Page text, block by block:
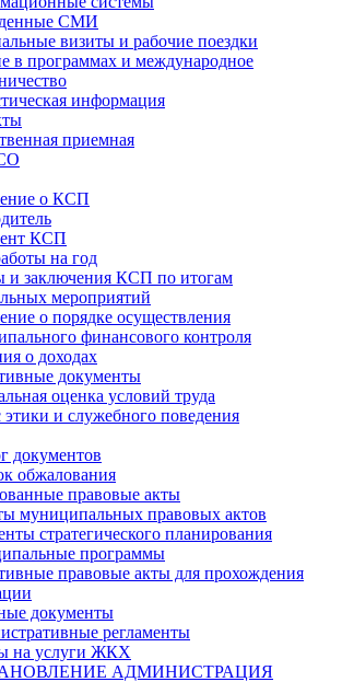
СМИ
визиты и рабочие поездки
в программах и международное
информация
приемная
о КСП
КСП
на год
и заключения КСП по итогам
мероприятий
о порядке осуществления
финансового контроля
о доходах
документы
оценка условий труда
этики и служебного поведения
документов
обжалования
правовые акты
муниципальных правовых актов
стратегического планирования
программы
правовые акты для прохождения
документы
регламенты
на услуги ЖКХ
АДМИНИСТРАЦИЯ